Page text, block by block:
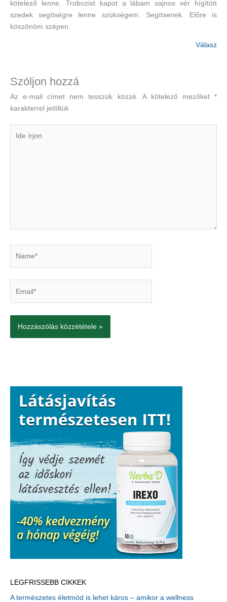
kötelező lenne. Trobozist kapot a lábam sajnos vér hígítótt
szedek segítségre lenne szükségem. Segítsenek. Előre is
köszönöm szépen
Válasz
Szóljon hozzá
Az e-mail címet nem tesszük közzé. A kötelező mezőket*
karakterrel jelöltük
LEGFRISSEBB CIKKEK
A természetes életmód is lehet káros – amikor a wellness